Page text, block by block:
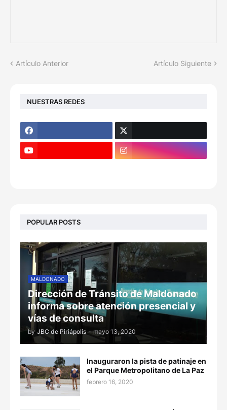
Artículo Anterior Artículo Siguiente
NUESTRAS REDES
POPULAR POSTS
MALDONADO
Dirección de Tránsito de Maldonado
informa sobre atención presencial y
vías de consulta
by JBC de Piriápolis - mayo 13, 2020
Inauguraron la pista de patinaje en
el Parque Metropolitano de La Paz
febrero 16, 2020